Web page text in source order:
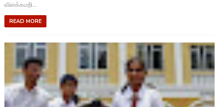
விளக்கமறி...
READ MORE